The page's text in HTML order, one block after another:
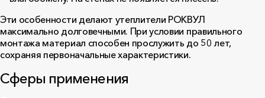
Эти особенности делают утеплители РОКВУЛ
максимально долговечными. При условии правильного
монтажа материал способен прослужить до 50 лет,
сохраняя первоначальные характеристики.
Сферы применения